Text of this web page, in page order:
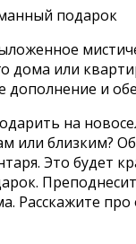
подарок
дома или
дополнение и
на
или близким?
Это будет
Расскажите про